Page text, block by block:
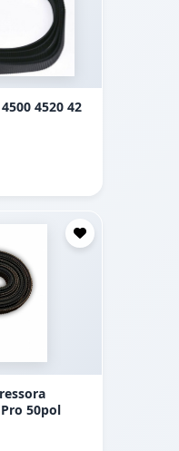
4520 42
50pol